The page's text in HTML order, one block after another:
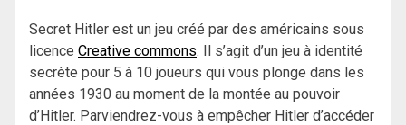
Secret Hitler est un jeu créé par des américains sous
licence Creative commons. Il s’agit d’un jeu à identité
secrète pour 5 à 10 joueurs qui vous plonge dans les
années 1930 au moment de la montée au pouvoir
d’Hitler. Parviendrez-vous à empêcher Hitler d’accéder